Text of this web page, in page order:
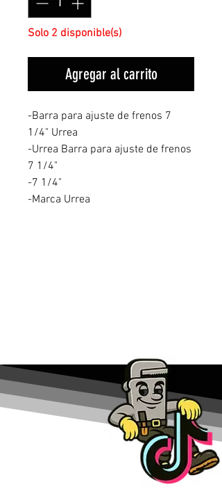
Solo 2 disponible(s)
Agregar al carrito
-Barra para ajuste de frenos 7
1/4" Urrea
-Urrea Barra para ajuste de frenos
7 1/4"
-7 1/4"
-Marca Urrea